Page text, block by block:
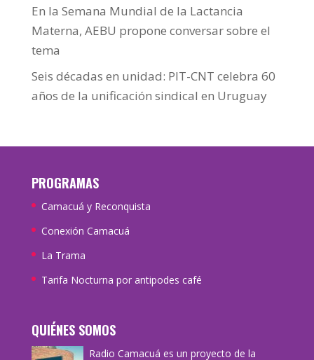
En la Semana Mundial de la Lactancia
Materna, AEBU propone conversar sobre el
tema
Seis décadas en unidad: PIT-CNT celebra 60
años de la unificación sindical en Uruguay
PROGRAMAS
Camacuá y Reconquista
Conexión Camacuá
La Trama
Tarifa Nocturna por antipodes café
QUIÉNES SOMOS
Radio Camacuá es un proyecto de la